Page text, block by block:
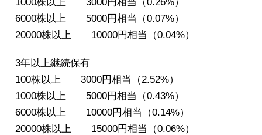
6000株以上 5000円相当（0.07%）
20000株以上 10000円相当（0.04%）
3年以上継続保有
100株以上 3000円相当（2.52%）
1000株以上 5000円相当（0.43%）
6000株以上 10000円相当（0.14%）
20000株以上 15000円相当（0.06%）